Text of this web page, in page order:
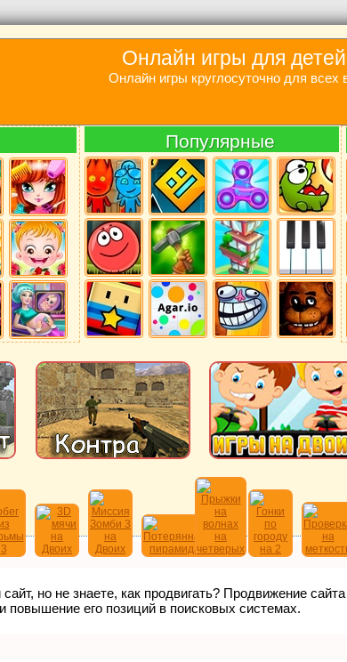
Онлайн игры для
Онлайн игры круглосуточно для всех
Популярные
но не знаете, как продвигать? Продвижение
повышение его позиций в поисковых системах.